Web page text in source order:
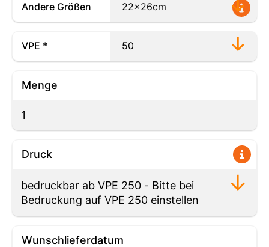
Andere Größen
VPE *
Menge
Druck
Wunschlieferdatum